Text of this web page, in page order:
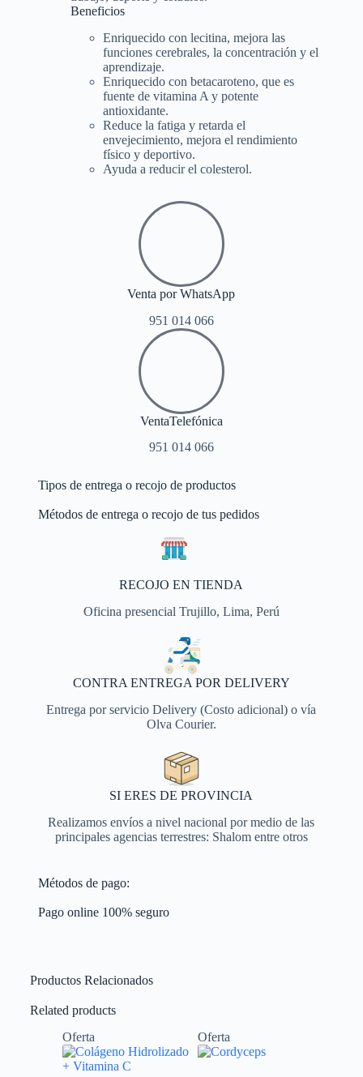
Beneficios
Enriquecido con lecitina, mejora las
funciones cerebrales, la concentración y el
aprendizaje.
Enriquecido con betacaroteno, que es
fuente de vitamina A y potente
antioxidante.
Reduce la fatiga y retarda el
envejecimiento, mejora el rendimiento
físico y deportivo.
Ayuda a reducir el colesterol.
Venta por WhatsApp
951 014 066
VentaTelefónica
951 014 066
Tipos de entrega o recojo de productos
Métodos de entrega o recojo de tus pedidos
RECOJO EN TIENDA
Oficina presencial Trujillo, Lima, Perú
CONTRA ENTREGA POR DELIVERY
Entrega por servicio Delivery (Costo adicional) o vía
Olva Courier.
SI ERES DE PROVINCIA
Realizamos envíos a nivel nacional por medio de las
principales agencias terrestres: Shalom entre otros
Métodos de pago:
Pago online 100% seguro
Productos Relacionados
Related products
Oferta
Oferta